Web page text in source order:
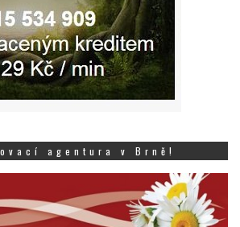
agentura v Brně!